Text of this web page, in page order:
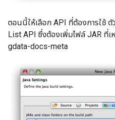
ตอนนี้ให้เลือก API ที่ต้องการใช้
List API ซึ่งต้องเพิ่มไฟล์ JAR ที่เ
gdata-docs-meta